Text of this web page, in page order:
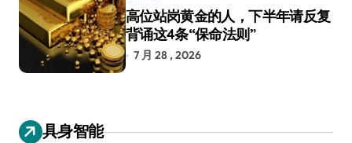
高位站岗黄金的人，下半年请反复
背诵这4条“保命法则”
7 月 28 , 2026
具身智能